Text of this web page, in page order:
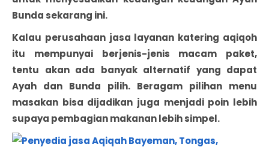
Bunda sekarang ini.
Kalau perusahaan jasa layanan katering aqiqoh
itu mempunyai berjenis-jenis macam paket,
tentu akan ada banyak alternatif yang dapat
Ayah dan Bunda pilih. Beragam pilihan menu
masakan bisa dijadikan juga menjadi poin lebih
supaya pembagian makanan lebih simpel.